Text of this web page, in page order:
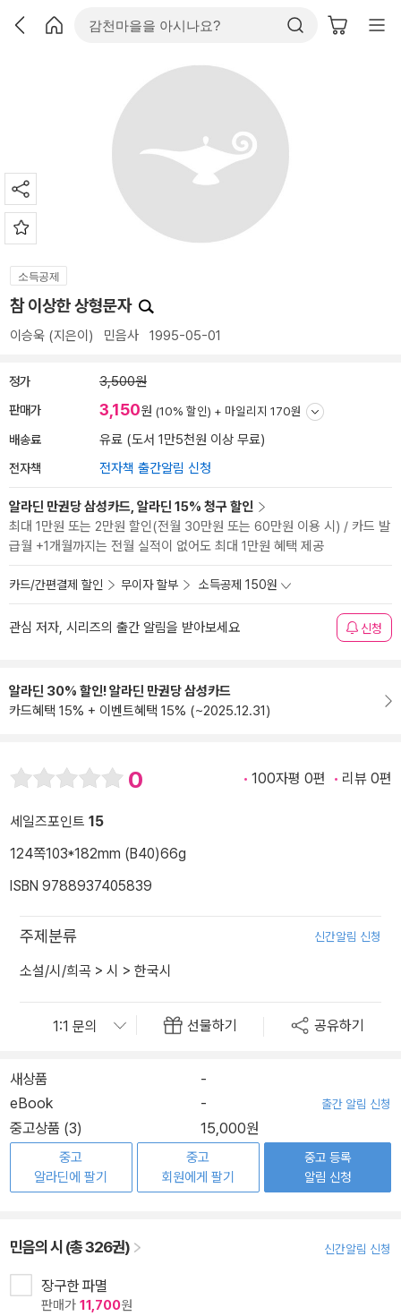
소득공제
참 이상한 상형문자
이승욱 (지은이) 민음사 1995-05-01
정가 3,500원
판매가 3,150원 (10% 할인) + 마일리지 170원
배송료 유료 (도서 1만5천원 이상 무료)
전자책 전자책 출간알림 신청
알라딘 만권당 삼성카드, 알라딘 15% 청구 할인
최대 1만원 또는 2만원 할인(전월 30만원 또는 60만원 이용 시) / 카드 발
급월 +1개월까지는 전월 실적이 없어도 최대 1만원 혜택 제공
카드/간편결제 할인 무이자 할부 소득공제 150원
관심 저자, 시리즈의 출간 알림을 받아보세요 신청
알라딘 30% 할인! 알라딘 만권당 삼성카드
카드혜택 15% + 이벤트혜택 15% (~2025.12.31)
0 100자평 0편 리뷰 0편
세일즈포인트 15
124쪽103*182mm (B40)66g
ISBN 9788937405839
주제분류 신간알림 신청
소설/시/희곡 > 시 > 한국시
선물하기 공유하기
새상품
-
eBook
- 출간 알림 신청
중고상품 (3) 15,000원
중고
알라딘에 팔기
중고
회원에게 팔기
중고 등록
알림 신청
민음의 시 (총 326권) 신간알림 신청
장구한 파멸
판매가 11,700원